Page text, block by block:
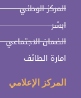
المركز الوطني
ابشر
الضمان الاجتماعي
امارة الطائف
المركز الإعلامي